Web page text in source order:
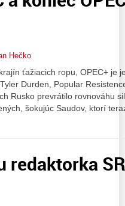
Hečko
ťažiacich ropu, OPEC+ je
Durden, Popular
Rusko prevrátilo rovnováhu
šokujúc Saudov, ktorí
redaktorka